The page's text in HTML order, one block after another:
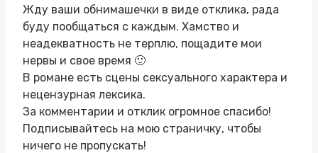
Жду ваши обнимашечки в виде отклика, рада
буду пообщаться с каждым. Хамство и
неадекватность не терплю, пощадите мои
нервы и свое время 🙂
В романе есть сцены сексуального характера и
нецензурная лексика.
За комментарии и отклик огромное спасибо!
Подписывайтесь на мою страничку, чтобы
ничего не пропускать!